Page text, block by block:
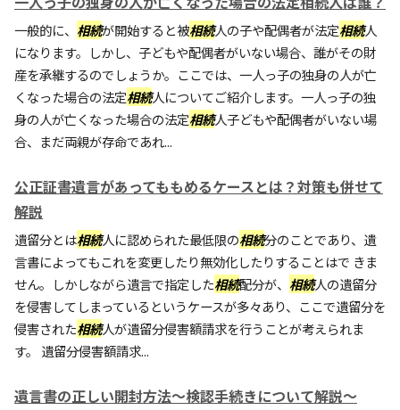
一般的に、 相続が開始すると被相続人の子や配偶者が法定相続人
になります。しかし、子どもや配偶者がいない場合、誰がその財
産を承継するのでしょうか。ここでは、一人っ子の独身の人が亡
くなった場合の法定相続人についてご紹介します。一人っ子の独
身の人が亡くなった場合の法定相続人子どもや配偶者がいない場
合、まだ両親が存命であれ...
公正証書遺言があってももめるケースとは？対策も併せて
解説
遺留分とは相続人に認められた最低限の相続分のことであり、遺
言書によってもこれを変更したり無効化したりすることはで きま
せん。しかしながら遺言で指定した相続配分が、 相続人の遺留分
を侵害してしまっているというケースが多々あり、ここで遺留分を
侵害された相続人が遺留分侵害額請求を行うことが考えられま
す。 遺留分侵害額請求...
遺言書の正しい開封方法～検認手続きについて解説～